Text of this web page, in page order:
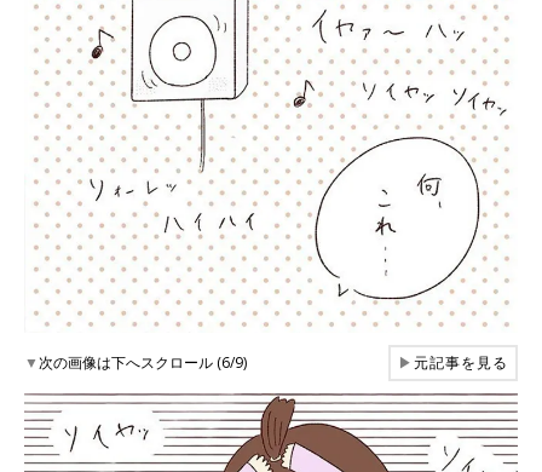
▼次の画像は下へスクロール (6/9) ▶元記事を見る